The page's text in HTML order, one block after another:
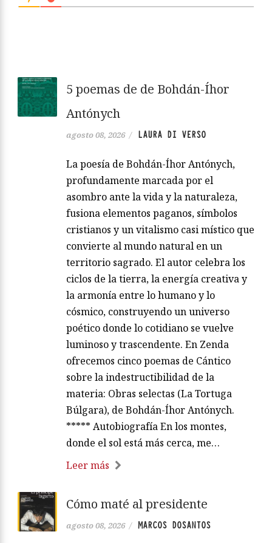
5 poemas de de Bohdán-Íhor
Antónych
agosto 08, 2026 / LAURA DI VERSO
La poesía de Bohdán-Íhor Antónych,
profundamente marcada por el
asombro ante la vida y la naturaleza,
fusiona elementos paganos, símbolos
cristianos y un vitalismo casi místico que
convierte al mundo natural en un
territorio sagrado. El autor celebra los
ciclos de la tierra, la energía creativa y
la armonía entre lo humano y lo
cósmico, construyendo un universo
poético donde lo cotidiano se vuelve
luminoso y trascendente. En Zenda
ofrecemos cinco poemas de Cántico
sobre la indestructibilidad de la
materia: Obras selectas (La Tortuga
Búlgara), de Bohdán-Íhor Antónych.
***** Autobiografía En los montes,
donde el sol está más cerca, me…
Leer más
Cómo maté al presidente
agosto 08, 2026 / MARCOS DOSANTOS